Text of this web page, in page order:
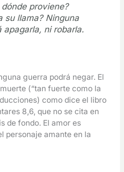
dónde proviene?
su llama? Ninguna
apagarla, ni robarla.
guerra podrá negar. El
(“tan fuerte como la
como dice el libro
8,6, que no se cita en
de fondo. El amor es
personaje amante en la